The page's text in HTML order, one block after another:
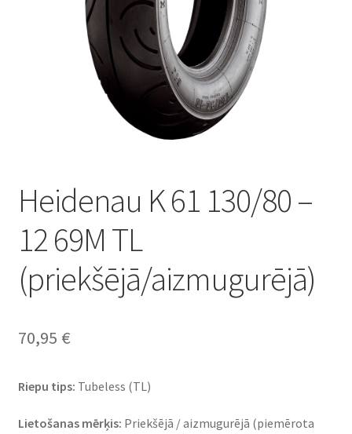
Heidenau K 61 130/80 –
12 69M TL
(priekšējā/aizmugurējā)
70,95 €
Riepu tips: Tubeless (TL)
Lietošanas mērķis: Priekšējā / aizmugurējā (piemērota